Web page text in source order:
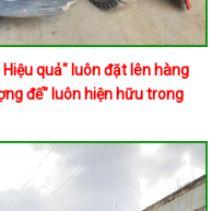
quả" luôn đặt lên hàng
đế" luôn hiện hữu trong